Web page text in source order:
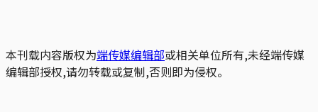
本刊载内容版权为端传媒编辑部或相关单位所有,未经端传媒
编辑部授权,请勿转载或复制,否则即为侵权。